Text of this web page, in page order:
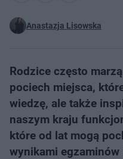
Anastazja Lisowska
Rodzice często
pociech miejsca,
wiedzę, ale także
naszym kraju
które od lat mogą
wynikami